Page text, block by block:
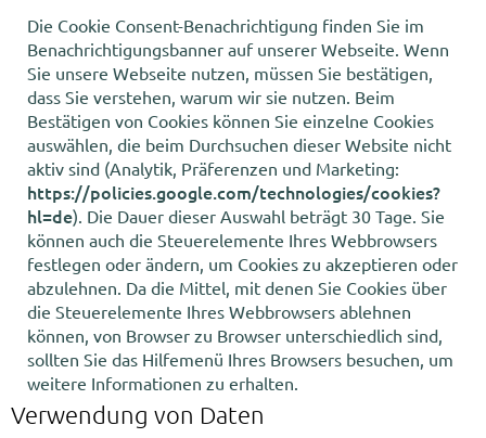
Die Cookie Consent-Benachrichtigung finden Sie im
Benachrichtigungsbanner auf unserer Webseite. Wenn
Sie unsere Webseite nutzen, müssen Sie bestätigen,
dass Sie verstehen, warum wir sie nutzen. Beim
Bestätigen von Cookies können Sie einzelne Cookies
auswählen, die beim Durchsuchen dieser Website nicht
aktiv sind (Analytik, Präferenzen und Marketing:
https://policies.google.com/technologies/cookies?
hl=de). Die Dauer dieser Auswahl beträgt 30 Tage. Sie
können auch die Steuerelemente Ihres Webbrowsers
festlegen oder ändern, um Cookies zu akzeptieren oder
abzulehnen. Da die Mittel, mit denen Sie Cookies über
die Steuerelemente Ihres Webbrowsers ablehnen
können, von Browser zu Browser unterschiedlich sind,
sollten Sie das Hilfemenü Ihres Browsers besuchen, um
weitere Informationen zu erhalten.
Verwendung von Daten